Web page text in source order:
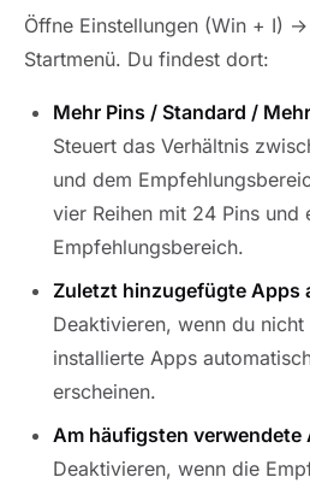
Öffne Einstellungen (Win + I)
Startmenü. Du findest dort:
Mehr Pins / Standard /
Steuert das Verhältnis
und dem
vier Reihen mit 24 Pins und
Empfehlungsbereich.
Zuletzt hinzugefügte Apps
Deaktivieren, wenn du
installierte Apps
erscheinen.
Am häufigsten verwendete
Deaktivieren, wenn die